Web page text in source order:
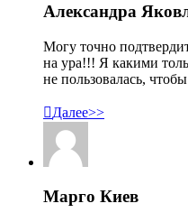
Александра
Могу точно
на ура!!! Я какими
не пользовалась,
Далее>>
Марго Киев